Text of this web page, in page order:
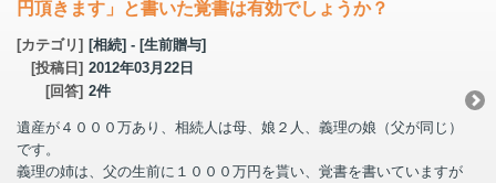
円頂きます」と書いた覚書は有効でしょうか？
[カテゴリ] [相続] - [生前贈与]
[投稿日] 2012年03月22日
[回答] 2件
遺産が４０００万あり、相続人は母、娘２人、義理の娘（父が同じ）
です。
義理の姉は、父の生前に１０００万円を貰い、覚書を書いていますが